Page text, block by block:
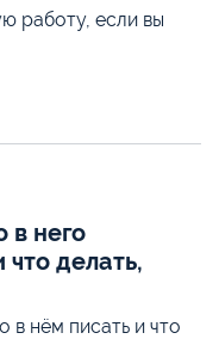
работу, если вы
в него
делать,
в нём писать и что